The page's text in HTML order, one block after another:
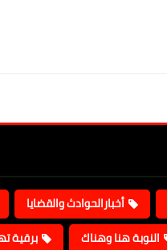
أخبارالحوادث والقضايا
النوبة هنا وهناك برقية